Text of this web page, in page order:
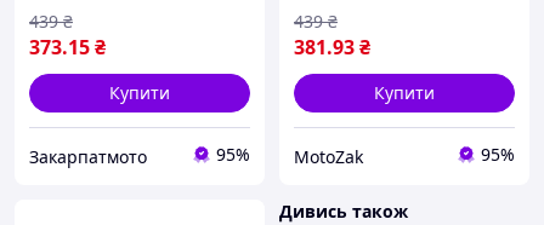
373.15₴
439 ₴
Купити
Закарпатмото 95%
381.93₴
439 ₴
Купити
MotoZak 95%
Дивись також